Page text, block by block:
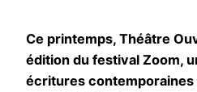
Ce printemps, Théâtre
édition du festival Zoom,
écritures